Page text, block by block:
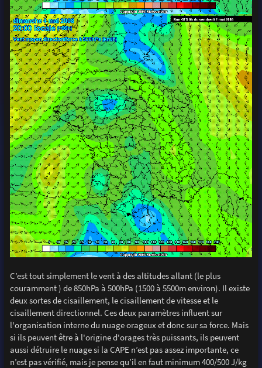
C’est tout simplement le vent à des altitudes allant (le plus
couramment ) de 850hPa à 500hPa (1500 à 5500m environ). Il existe
deux sortes de cisaillement, le cisaillement de vitesse et le
cisaillement directionnel. Ces deux paramètres influent sur
l'organisation interne du nuage orageux et donc sur sa force. Mais
si ils peuvent être à l'origine d'orages très puissants, ils peuvent
aussi détruire le nuage si la CAPE n’est pas assez importante, ce
n’est pas vérifié, mais je pense qu’il en faut minimum 400/500 J/kg